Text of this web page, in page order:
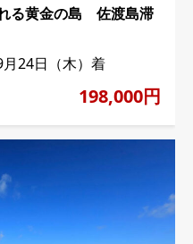
る黄金の島 佐渡島滞
24日（木）着
198,000円